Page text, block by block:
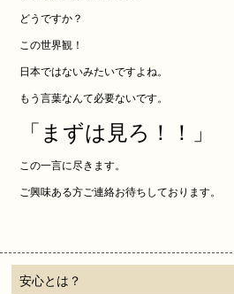
どうですか？
この世界観！
日本ではないみたいですよね。
もう言葉なんて必要ないです。
「まずは見ろ！！」
この一言に尽きます。
ご興味ある方ご連絡お待ちしております。
安心とは？